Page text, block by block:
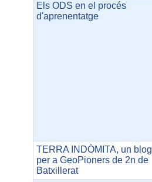
Els ODS en el procés
d'aprenentatge
TERRA INDÒMITA, un blog
per a GeoPioners de 2n de
Batxillerat